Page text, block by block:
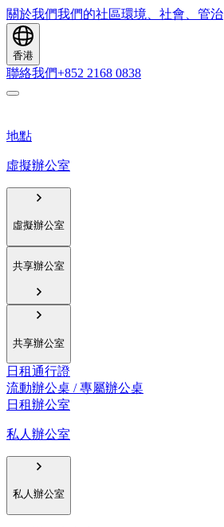
關於我們我們的社區環境、社會、管治
香港
聯絡我們+852 2168 0838
地點
虛擬辦公室
虛擬辦公室
共享辦公室
共享辦公室
日租通行證
流動辦公桌 / 專屬辦公桌
日租辦公室
私人辦公室
私人辦公室